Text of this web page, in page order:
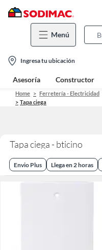
Menú
location-
icon
Ingresa tu ubicación
Asesoría Constructor
Home Ferretería - Electricidad
Tapa ciega
Tapa ciega - bticino
Envio Plus Llega en 2 horas